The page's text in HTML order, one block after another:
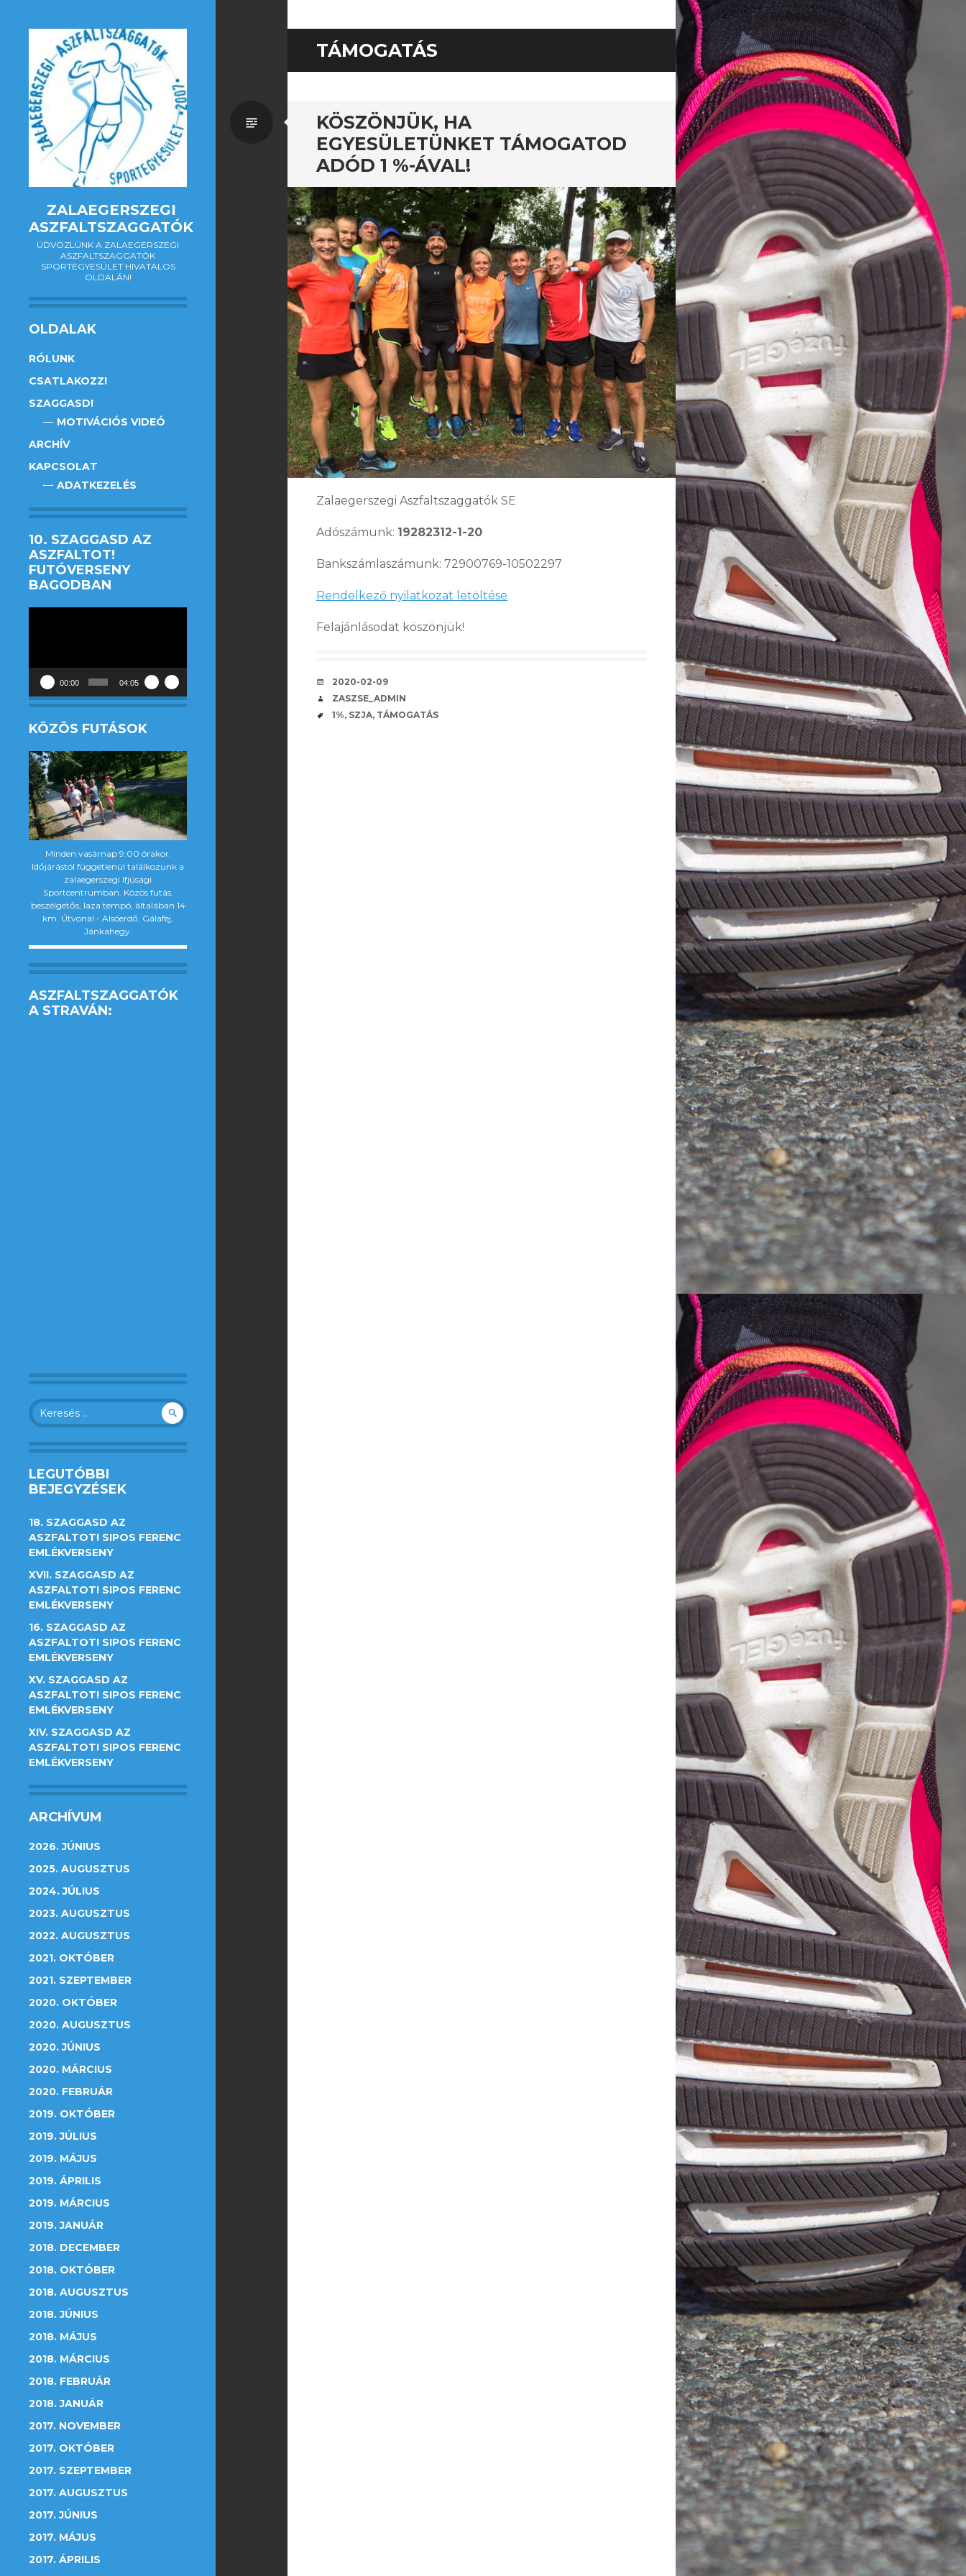
ZALAEGERSZEGI
ASZFALTSZAGGATÓK
ÜDVÖZLÜNK A ZALAEGERSZEGI
ASZFALTSZAGGATÓK
SPORTEGYESÜLET HIVATALOS
OLDALÁN!
OLDALAK
RÓLUNK
CSATLAKOZZ!
SZAGGASD!
MOTIVÁCIÓS VIDEÓ
ARCHÍV
KAPCSOLAT
ADATKEZELÉS
10. SZAGGASD AZ
ASZFALTOT!
FUTÓVERSENY
BAGODBAN
00:00 04:05
KÖZÖS FUTÁSOK
Minden vasárnap 9:00 órakor.
Időjárástól függetlenül találkozunk a
zalaegerszegi Ifjúsági
Sportcentrumban. Közös futás,
beszélgetős, laza tempó, általában 14
km. Útvonal - Alsóerdő, Gálafej,
Jánkahegy.
ASZFALTSZAGGATÓK
A STRAVÁN:
Keresés:
LEGUTÓBBI
BEJEGYZÉSEK
18. SZAGGASD AZ
ASZFALTOT! SIPOS FERENC
EMLÉKVERSENY
XVII. SZAGGASD AZ
ASZFALTOT! SIPOS FERENC
EMLÉKVERSENY
16. SZAGGASD AZ
ASZFALTOT! SIPOS FERENC
EMLÉKVERSENY
XV. SZAGGASD AZ
ASZFALTOT! SIPOS FERENC
EMLÉKVERSENY
XIV. SZAGGASD AZ
ASZFALTOT! SIPOS FERENC
EMLÉKVERSENY
ARCHÍVUM
2026. JÚNIUS
2025. AUGUSZTUS
2024. JÚLIUS
2023. AUGUSZTUS
2022. AUGUSZTUS
2021. OKTÓBER
2021. SZEPTEMBER
2020. OKTÓBER
2020. AUGUSZTUS
2020. JÚNIUS
2020. MÁRCIUS
2020. FEBRUÁR
2019. OKTÓBER
2019. JÚLIUS
2019. MÁJUS
2019. ÁPRILIS
2019. MÁRCIUS
2019. JANUÁR
2018. DECEMBER
2018. OKTÓBER
2018. AUGUSZTUS
2018. JÚNIUS
2018. MÁJUS
2018. MÁRCIUS
2018. FEBRUÁR
2018. JANUÁR
2017. NOVEMBER
2017. OKTÓBER
2017. SZEPTEMBER
2017. AUGUSZTUS
2017. JÚNIUS
2017. MÁJUS
2017. ÁPRILIS
TÁMOGATÁS
KÖSZÖNJÜK, HA
EGYESÜLETÜNKET TÁMOGATOD
ADÓD 1 %-ÁVAL!
Általános
Zalaegerszegi Aszfaltszaggatók SE
Adószámunk: 19282312-1-20
Bankszámlaszámunk: 72900769-10502297
Rendelkező nyilatkozat letöltése
Felajánlásodat köszönjük!
KÖZZÉTÉVE
2020-02-09
SZERZŐ
ZASZSE_ADMIN
CÍMKE
1%, SZJA, TÁMOGATÁS